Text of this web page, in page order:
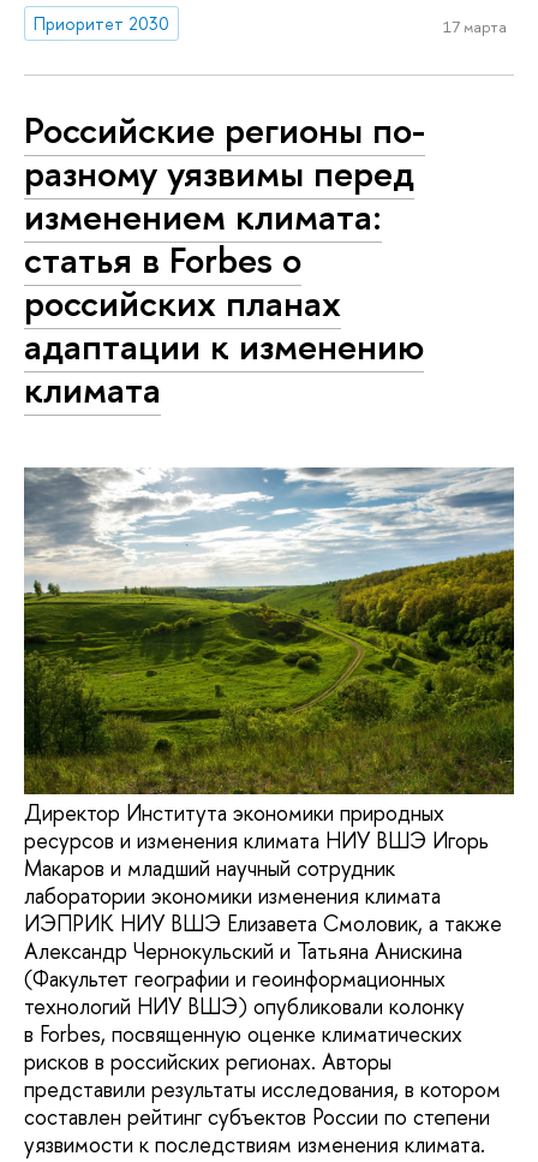
Приоритет 2030
17 марта
Российские регионы по-
разному уязвимы перед
изменением климата:
статья в Forbes о
российских планах
адаптации к изменению
климата
Директор Института экономики природных
ресурсов и изменения климата НИУ ВШЭ Игорь
Макаров и младший научный сотрудник
лаборатории экономики изменения климата
ИЭПРИК НИУ ВШЭ Елизавета Смоловик, а также
Александр Чернокульский и Татьяна Анискина
(Факультет географии и геоинформационных
технологий НИУ ВШЭ) опубликовали колонку
в Forbes, посвященную оценке климатических
рисков в российских регионах. Авторы
представили результаты исследования, в котором
составлен рейтинг субъектов России по степени
уязвимости к последствиям изменения климата.